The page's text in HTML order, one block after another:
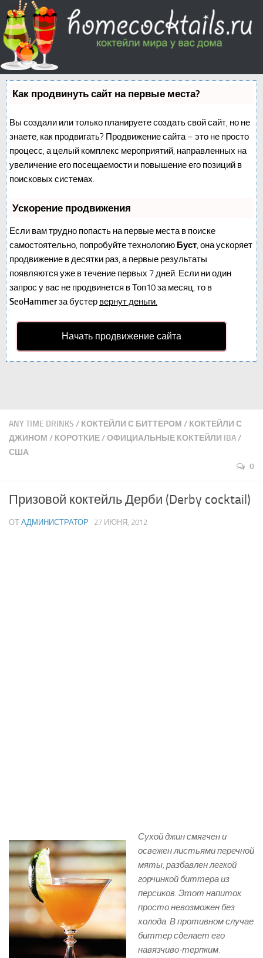
Как продвинуть сайт на первые места?
Вы создали или только планируете создать свой сайт, но не
знаете, как продвигать? Продвижение сайта – это не просто
процесс, а целый комплекс мероприятий, направленных на
увеличение его посещаемости и повышение его позиций в
поисковых системах.
Ускорение продвижения
Если вам трудно попасть на первые места в поиске
самостоятельно, попробуйте технологию Буст, она ускоряет
продвижение в десятки раз, а первые результаты
появляются уже в течение первых 7 дней. Если ни один
запрос у вас не продвинется в Топ10 за месяц, то в
SeoHammerза бустер вернут деньги.
Начать продвижение сайта
ANY TIME DRINKS / КОКТЕЙЛИ С БИТТЕРОМ / КОКТЕЙЛИ С
ДЖИНОМ / КОРОТКИЕ/ОФИЦИАЛЬНЫЕ КОКТЕЙЛИ IBA/
США
0
Призовой коктейль Дерби (Derby cocktail)
ОТ АДМИНИСТРАТОР · 27 ИЮНЯ, 2012
Сухой джин смягчен и
освежен листьями перечной
мяты, разбавлен легкой
горчинкой биттера из
персиков. Этот напиток
просто невозможен без
холода. В противном случае
биттер сделает его
навязчиво-терпким.